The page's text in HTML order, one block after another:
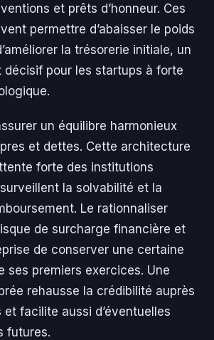
et prêts d’honneur. Ces
permettre d’abaisser le poids
la trésorerie initiale, un
décisif pour les startups à forte
un équilibre harmonieux
et dettes. Cette architecture
forte des institutions
la solvabilité et la
Le rationnaliser
de surcharge financière et
de conserver une certaine
ses premiers exercices. Une
rehausse la crédibilité auprès
et facilite aussi d’éventuelles
futures.